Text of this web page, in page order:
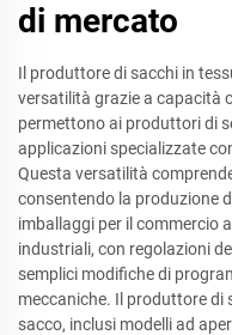
di mercato
Il produttore di sacchi in
versatilità grazie a capacità
permettono ai produttori di
applicazioni specializzate
Questa versatilità
consentendo la produzione
imballaggi per il commercio
industriali, con regolazioni
semplici modifiche di
meccaniche. Il produttore di
sacco, inclusi modelli ad